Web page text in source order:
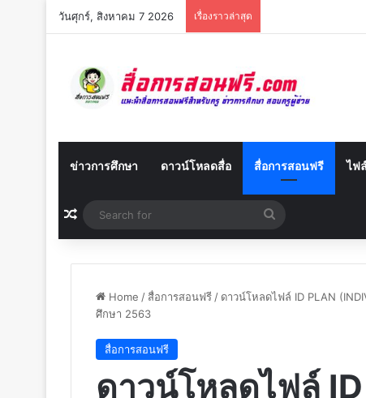
วันศุกร์, สิงหาคม 7 2026 เรื่องราวล่าสุด
ข่าวการศึกษา ดาวน์โหลดสื่อ สื่อการสอนฟรี ไฟ
Random Article
for
Home / สื่อการสอนฟรี / ดาวน์โหลดไฟล์ ID PLAN
ศึกษา 2563
สื่อการสอนฟรี
ดาวน์โหลดไฟล์